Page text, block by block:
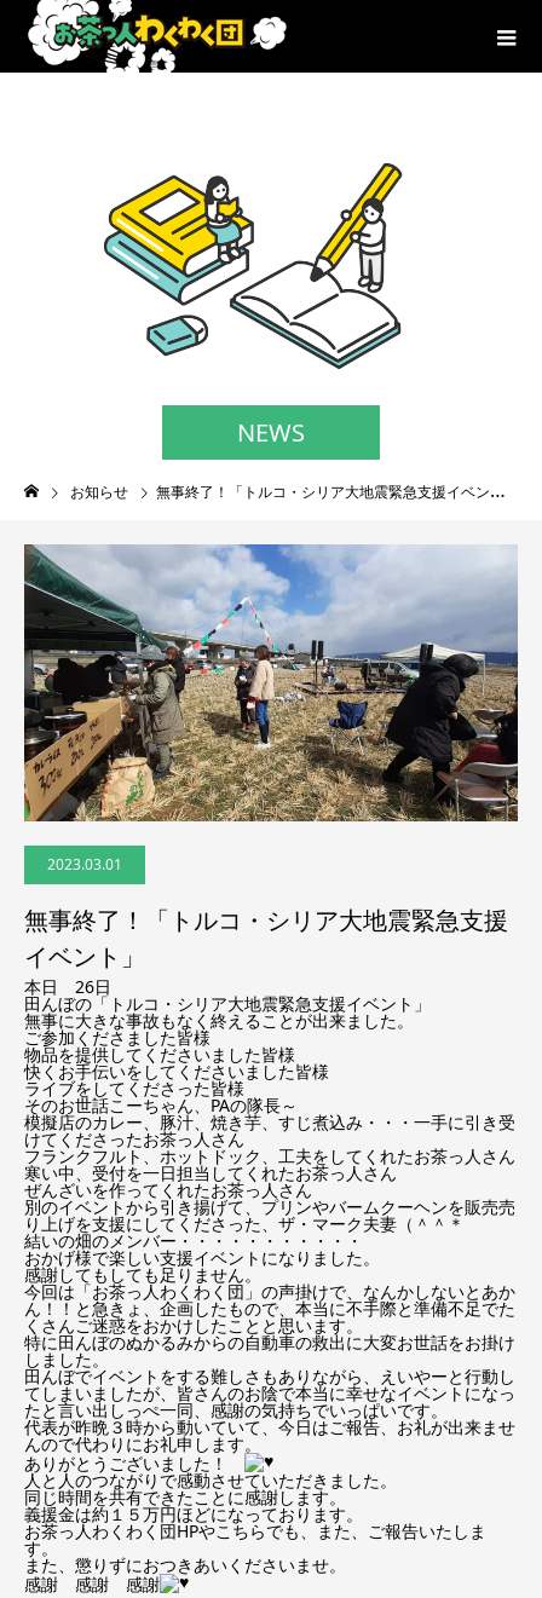
NEWS
お知らせ 無事終了！「トルコ・シリア大地震緊急支援イベント」
2023.03.01
無事終了！「トルコ・シリア大地震緊急支援
イベント」
本日 26日
田んぼの「トルコ・シリア大地震緊急支援イベント」
無事に大きな事故もなく終えることが出来ました。
ご参加くださました皆様
物品を提供してくださいました皆様
快くお手伝いをしてくださいました皆様
ライブをしてくださった皆様
そのお世話こーちゃん、PAの隊長～
模擬店のカレー、豚汁、焼き芋、すじ煮込み・・・一手に引き受
けてくださったお茶っ人さん
フランクフルト、ホットドック、工夫をしてくれたお茶っ人さん
寒い中、受付を一日担当してくれたお茶っ人さん
ぜんざいを作ってくれたお茶っ人さん
別のイベントから引き揚げて、プリンやバームクーヘンを販売売
り上げを支援にしてくださった、ザ・マーク夫妻（＾＾＊
結いの畑のメンバー・・・・・・・・・・・
おかげ様で楽しい支援イベントになりました。
感謝してもしても足りません。
今回は「お茶っ人わくわく団」の声掛けで、なんかしないとあか
ん！！と急きょ、企画したもので、本当に不手際と準備不足でた
くさんご迷惑をおかけしたことと思います。
特に田んぼのぬかるみからの自動車の救出に大変お世話をお掛け
しました。
田んぼでイベントをする難しさもありながら、えいやーと行動し
てしまいましたが、皆さんのお陰で本当に幸せなイベントになっ
たと言い出しっぺ一同、感謝の気持ちでいっぱいです。
代表が昨晩３時から動いていて、今日はご報告、お礼が出来ませ
んので代わりにお礼申します。
ありがとうございました！
人と人のつながりで感動させていただきました。
同じ時間を共有できたことに感謝します。
義援金は約１５万円ほどになっております。
お茶っ人わくわく団HPやこちらでも、また、ご報告いたしま
す。
また、懲りずにおつきあいくださいませ。
感謝 感謝 感謝